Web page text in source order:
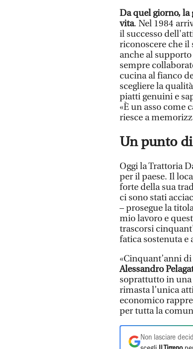
Da quel giorno, la
vita. Nel 1984
il successo
riconoscere che il
anche al
sempre
cucina al fianco
scegliere la
piatti genuini e
«È un asso come
riesce a
Un punto
Oggi la Trattoria
per il paese. Il
forte della sua
ci sono stati
– prosegue la
mio lavoro e
trascorsi
fatica sostenuta
«Cinquant’anni
Alessandro
soprattutto in una
rimasta l’unica
economico
per tutta la
Non lasciare